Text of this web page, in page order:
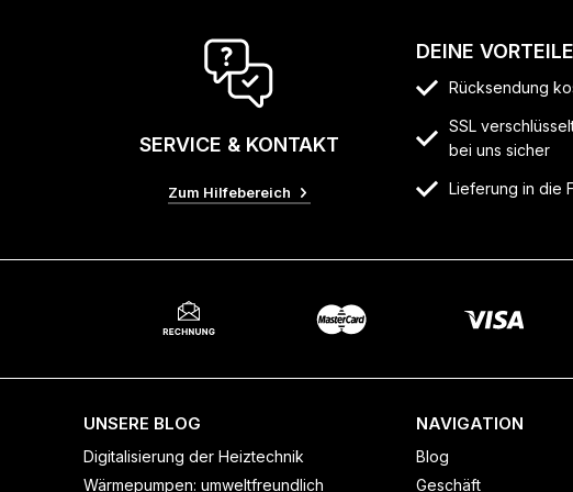
SERVICE & KONTAKT
Zum Hilfebereich
DEINE VORTEILE
Rücksendung
SSL
bei uns sicher
Lieferung in die
UNSERE BLOG
Digitalisierung der Heiztechnik
Wärmepumpen: umweltfreundlich
NAVIGATION
Blog
Geschäft